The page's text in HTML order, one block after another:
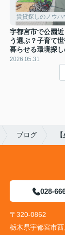
賃貸探しのノウハ
宇都宮市で公園
う選ぶ？子育て
暮らせる環境探
2026.05.31
ブログ
028-
〒320-0862
栃木県宇都宮市